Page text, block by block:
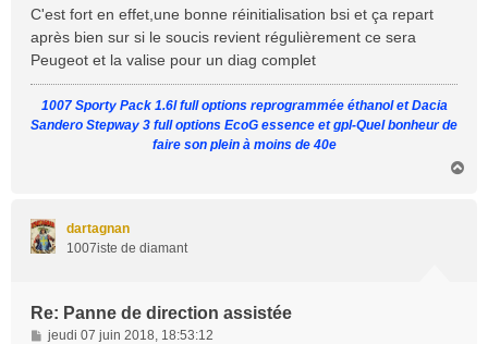
s
g
e
C'est fort en effet,une bonne réinitialisation bsi et ça repart
après bien sur si le soucis revient régulièrement ce sera
Peugeot et la valise pour un diag complet
1007 Sporty Pack 1.6l full options reprogrammée éthanol et Dacia
Sandero Stepway 3 full options EcoG essence et gpl-Quel bonheur de
faire son plein à moins de 40e
dartagnan
1007iste de diamant
Re: Panne de direction assistée
M
jeudi 07 juin 2018, 18:53:12